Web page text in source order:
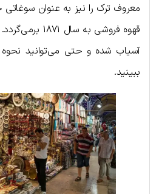
معروف ترک را نیز به عنوان
آسیاب شده و حتی می‌توانید نحوه
ببینید.